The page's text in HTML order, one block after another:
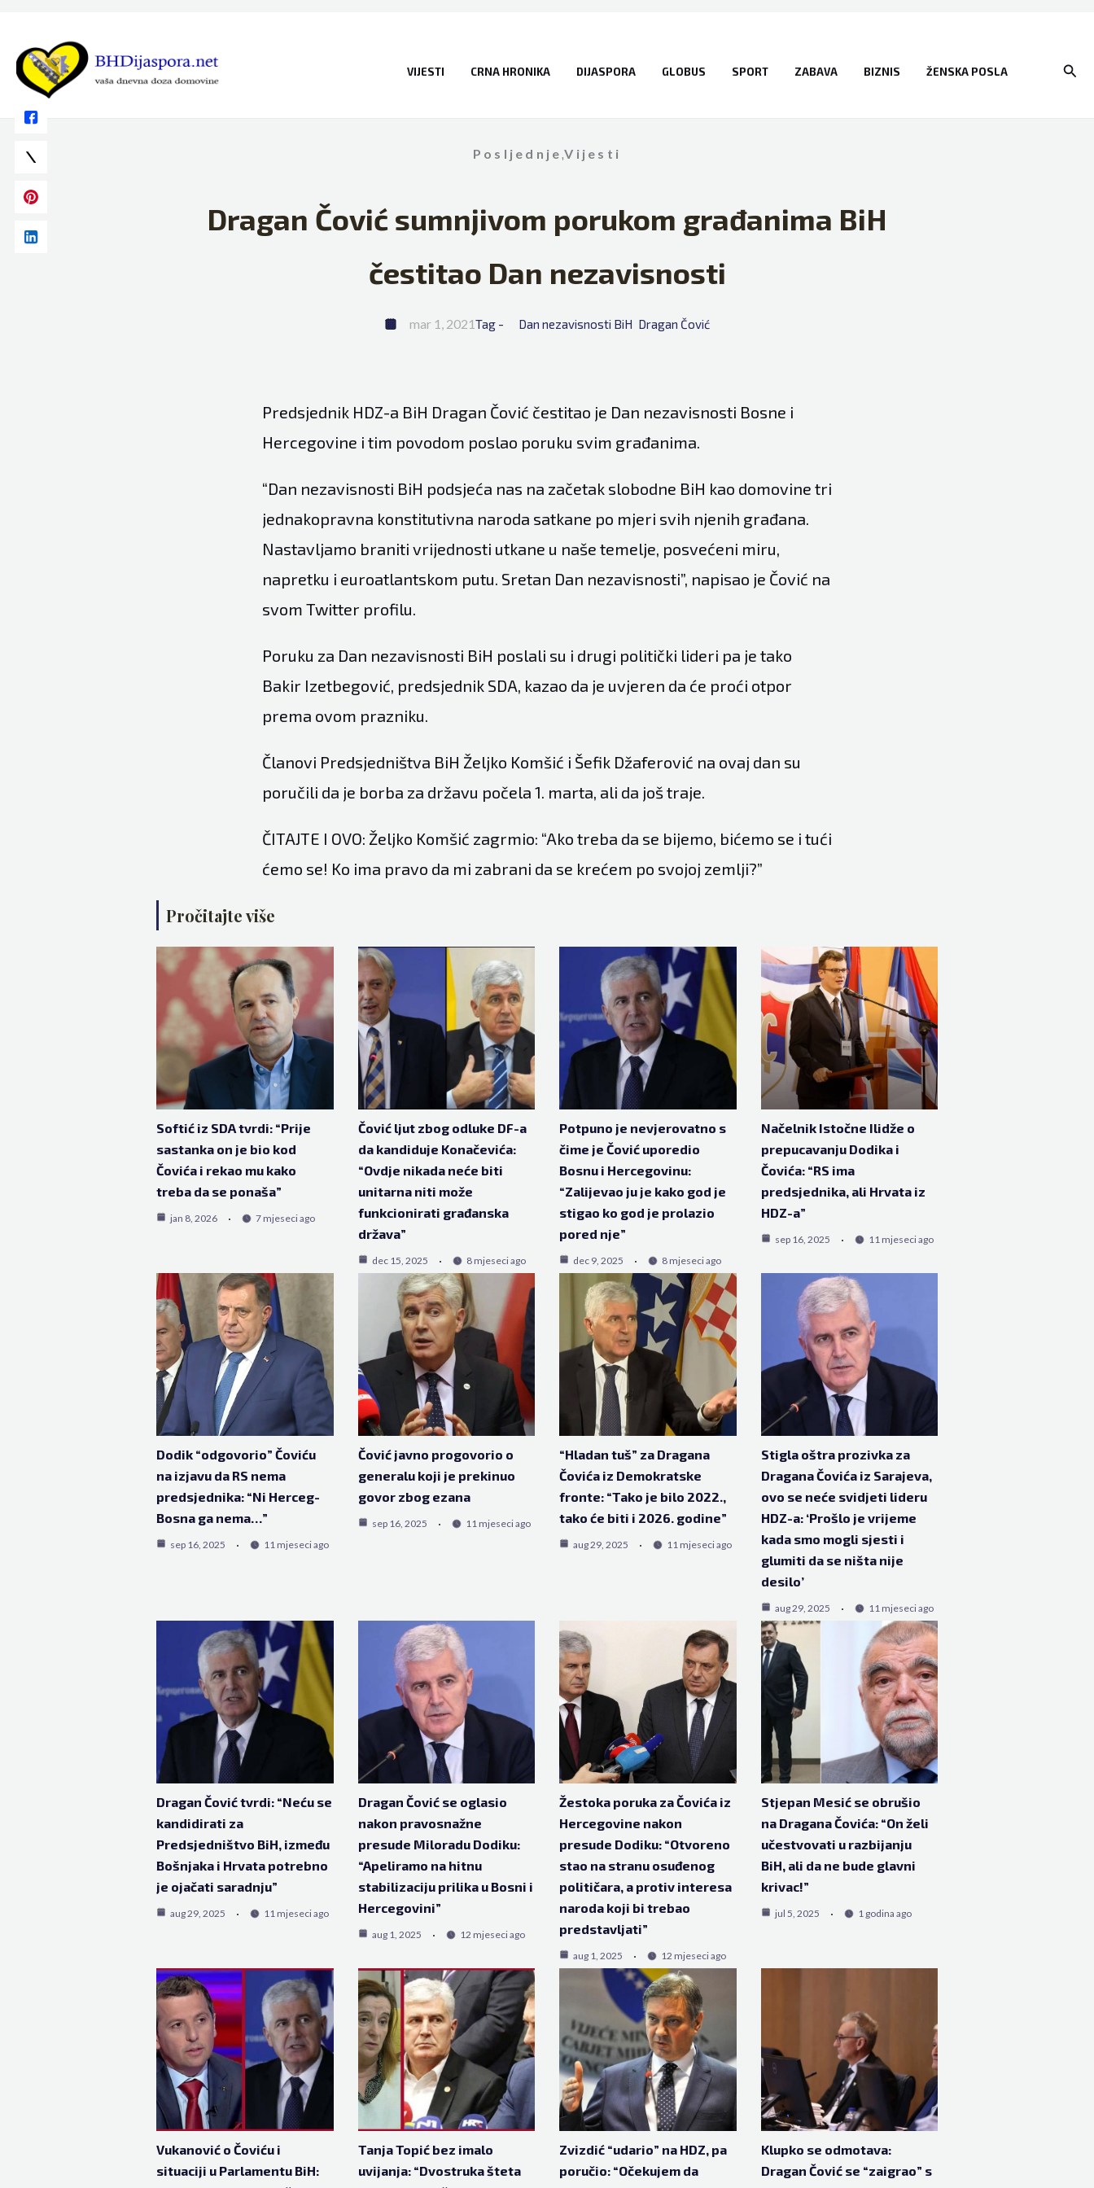
content
VIJESTI CRNA HRONIKA DIJASPORA GLOBUS SPORT ZABAVA BIZNIS ŽENSKA POSLA
Posljednje,Vijesti
Dragan Čović sumnjivom porukom građanima BiH
čestitao Dan nezavisnosti
mar 1, 2021Tag - Dan nezavisnosti BiH Dragan Čović
Predsjednik HDZ-a BiH Dragan Čović čestitao je Dan nezavisnosti Bosne i
Hercegovine i tim povodom poslao poruku svim građanima.
“Dan nezavisnosti BiH podsjeća nas na začetak slobodne BiH kao domovine tri
jednakopravna konstitutivna naroda satkane po mjeri svih njenih građana.
Nastavljamo braniti vrijednosti utkane u naše temelje, posvećeni miru,
napretku i euroatlantskom putu. Sretan Dan nezavisnosti”, napisao je Čović na
svom Twitter profilu.
Poruku za Dan nezavisnosti BiH poslali su i drugi politički lideri pa je tako
Bakir Izetbegović, predsjednik SDA, kazao da je uvjeren da će proći otpor
prema ovom prazniku.
Članovi Predsjedništva BiH Željko Komšić i Šefik Džaferović na ovaj dan su
poručili da je borba za državu počela 1. marta, ali da još traje.
ČITAJTE I OVO: Željko Komšić zagrmio: “Ako treba da se bijemo, bićemo se i tući
ćemo se! Ko ima pravo da mi zabrani da se krećem po svojoj zemlji?”
Pročitajte više
Softić iz SDA tvrdi: “Prije
sastanka on je bio kod
Čovića i rekao mu kako
treba da se ponaša”
jan 8, 2026 7 mjeseci ago
Čović ljut zbog odluke DF-a
da kandiduje Konačevića:
“Ovdje nikada neće biti
unitarna niti može
funkcionirati građanska
država”
dec 15, 2025 8 mjeseci ago
Potpuno je nevjerovatno s
čime je Čović uporedio
Bosnu i Hercegovinu:
“Zalijevao ju je kako god je
stigao ko god je prolazio
pored nje”
dec 9, 2025 8 mjeseci ago
Načelnik Istočne Ilidže o
prepucavanju Dodika i
Čovića: “RS ima
predsjednika, ali Hrvata iz
HDZ-a”
sep 16, 2025 11 mjeseci ago
Dodik “odgovorio” Čoviću
na izjavu da RS nema
predsjednika: “Ni Herceg-
Bosna ga nema…”
sep 16, 2025 11 mjeseci ago
Čović javno progovorio o
generalu koji je prekinuo
govor zbog ezana
sep 16, 2025 11 mjeseci ago
“Hladan tuš” za Dragana
Čovića iz Demokratske
fronte: “Tako je bilo 2022.,
tako će biti i 2026. godine”
aug 29, 2025 11 mjeseci ago
Stigla oštra prozivka za
Dragana Čovića iz Sarajeva,
ovo se neće svidjeti lideru
HDZ-a: ‘Prošlo je vrijeme
kada smo mogli sjesti i
glumiti da se ništa nije
desilo’
aug 29, 2025 11 mjeseci ago
Dragan Čović tvrdi: “Neću se
kandidirati za
Predsjedništvo BiH, između
Bošnjaka i Hrvata potrebno
je ojačati saradnju”
aug 29, 2025 11 mjeseci ago
Dragan Čović se oglasio
nakon pravosnažne
presude Miloradu Dodiku:
“Apeliramo na hitnu
stabilizaciju prilika u Bosni i
Hercegovini”
aug 1, 2025 12 mjeseci ago
Žestoka poruka za Čovića iz
Hercegovine nakon
presude Dodiku: “Otvoreno
stao na stranu osuđenog
političara, a protiv interesa
naroda koji bi trebao
predstavljati”
aug 1, 2025 12 mjeseci ago
Stjepan Mesić se obrušio
na Dragana Čovića: “On želi
učestvovati u razbijanju
BiH, ali da ne bude glavni
krivac!”
jul 5, 2025 1 godina ago
Vukanović o Čoviću i
situaciji u Parlamentu BiH:
Tanja Topić bez imalo
uvijanja: “Dvostruka šteta
Zvizdić “udario” na HDZ, pa
poručio: “Očekujem da
Klupko se odmotava:
Dragan Čović se “zaigrao” s